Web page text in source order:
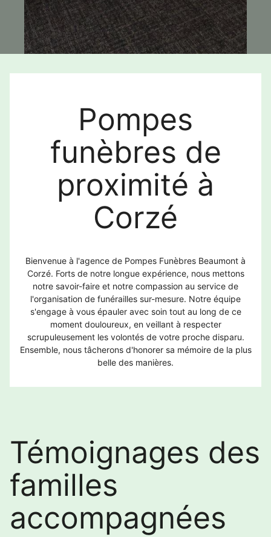
Pompes
funèbres de
proximité à
Corzé
Bienvenue à l'agence de Pompes Funèbres Beaumont à
Corzé. Forts de notre longue expérience, nous mettons
notre savoir-faire et notre compassion au service de
l'organisation de funérailles sur-mesure. Notre équipe
s'engage à vous épauler avec soin tout au long de ce
moment douloureux, en veillant à respecter
scrupuleusement les volontés de votre proche disparu.
Ensemble, nous tâcherons d'honorer sa mémoire de la plus
belle des manières.
Témoignages des
familles
accompagnées